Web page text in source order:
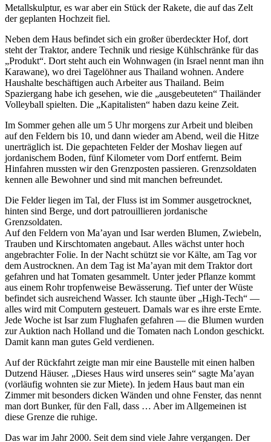
Metallskulptur, es war aber ein Stück der Rakete, die auf das Zelt
der geplanten Hochzeit fiel.
Neben dem Haus befindet sich ein großer überdeckter Hof, dort
steht der Traktor, andere Technik und riesige Kühlschränke für das
Produkt . Dort steht auch ein Wohnwagen (in Israel nennt man ihn
Karawane), wo drei Tagelöhner aus Thailand wohnen. Andere
Haushalte beschäftigen auch Arbeiter aus Thailand. Beim
Spaziergang habe ich gesehen, wie die
ausgebeuteten
Thailänder
Volleyball spielten. Die
Kapitalisten
haben dazu keine Zeit.
Im Sommer gehen alle um 5 Uhr morgens zur Arbeit und bleiben
auf den Feldern bis 10, und dann wieder am Abend, weil die Hitze
unerträglich ist. Die gepachteten Felder der Moshav liegen auf
jordanischem Boden, fünf Kilometer vom Dorf entfernt. Beim
Hinfahren mussten wir den Grenzposten passieren. Grenzsoldaten
kennen alle Bewohner und sind mit manchen befreundet.
Die Felder liegen im Tal, der Fluss ist im Sommer ausgetrocknet,
hinten sind Berge, und dort patrouillieren jordanische
Grenzsoldaten.
Auf den Feldern von Ma’ayan und Isar werden Blumen, Zwiebeln,
Trauben und Kirschtomaten angebaut. Alles wächst unter hoch
angebrachter Folie. In der Nacht schützt sie vor Kälte, am Tag vor
dem Austrocknen. An dem Tag ist Ma’ayan mit dem Traktor dort
gefahren und hat Tomaten gesammelt. Unter jeder Pflanze kommt
aus einem Rohr tropfenweise Bewässerung. Tief unter der Wüste
befindet sich ausreichend Wasser. Ich staunte über High-Tech
—
alles wird mit Computern gesteuert. Damals war es ihre erste Ernte.
Jede Woche ist Isar zum Flughafen gefahren — die Blumen wurden
zur Auktion nach Holland und die Tomaten nach London geschickt.
Damit kann man gutes Geld verdienen.
Auf der Rückfahrt zeigte man mir eine Baustelle mit einen halben
Dutzend Häuser.
Dieses Haus wird unseres sein
sagte Ma’ayan
(vorläufig wohnten sie zur Miete). In jedem Haus baut man ein
Zimmer mit besonders dicken Wänden und ohne Fenster, das nennt
man dort Bunker, für den Fall, dass … Aber im Allgemeinen ist
diese Grenze die ruhige.
Das war im Jahr 2000. Seit dem sind viele Jahre vergangen. Der